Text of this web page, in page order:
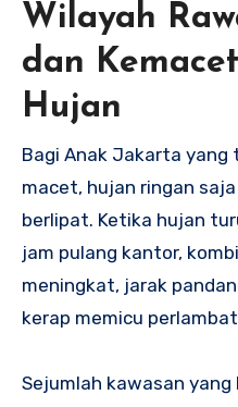
Wilayah
dan
Hujan
Bagi Anak Jakarta yang
macet, hujan ringan
berlipat. Ketika hujan
jam pulang kantor,
meningkat, jarak
kerap memicu
Sejumlah kawasan